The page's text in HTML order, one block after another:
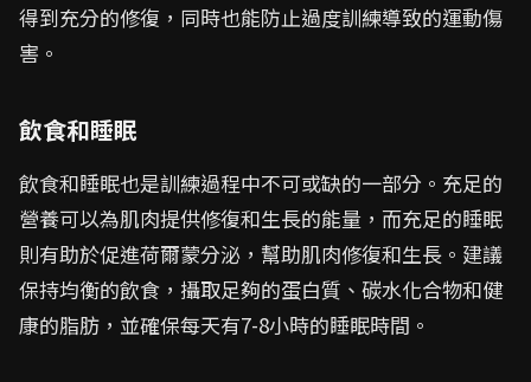
得到充分的修復，同時也能防止過度訓練導致的運動傷
害。
飲食和睡眠
飲食和睡眠也是訓練過程中不可或缺的一部分。充足的
營養可以為肌肉提供修復和生長的能量，而充足的睡眠
則有助於促進荷爾蒙分泌，幫助肌肉修復和生長。建議
保持均衡的飲食，攝取足夠的蛋白質、碳水化合物和健
康的脂肪，並確保每天有7-8小時的睡眠時間。